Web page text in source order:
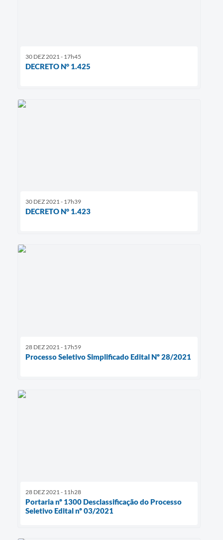
30 DEZ 2021 - 17h45
DECRETO N° 1.425
30 DEZ 2021 - 17h39
DECRETO N° 1.423
28 DEZ 2021 - 17h59
Processo Seletivo Simplificado Edital Nº 28/2021
28 DEZ 2021 - 11h28
Portaria nº 1300 Desclassificação do Processo
Seletivo Edital nº 03/2021